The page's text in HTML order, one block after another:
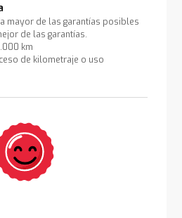
mayor de las garantías posibles
de las garantías.
km
de kilometraje o uso